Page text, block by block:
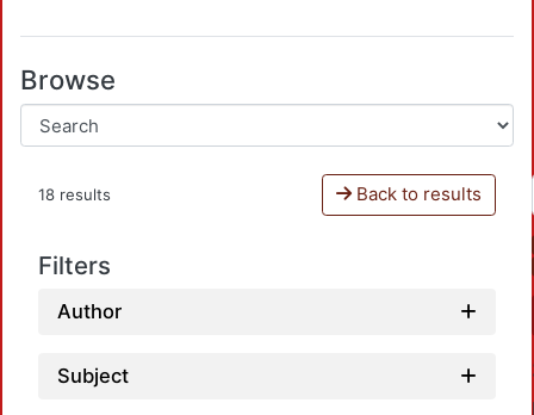
Browse
18 results Back to results
Filters
Author
Subject